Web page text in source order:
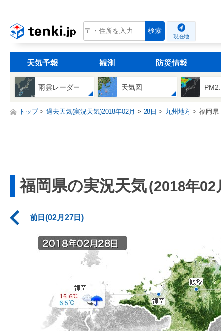
tenki.jp 検索
現在地
天気予報 観測 防災情報
雨雲レーダー 天気図
トップ 過去天気(実況天気)2018年02月 28日 九州地方 福岡県
福岡県の実況天気(2018年02
前日(02月27日)